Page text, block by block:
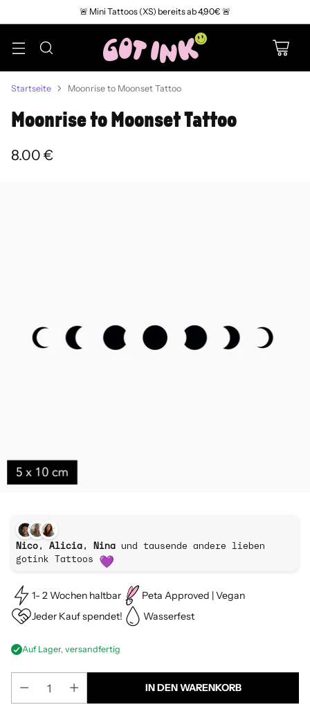
🚨 Mini Tattoos (XS) bereits ab 4,90€ 🚨
Startseite Moonrise to Moonset Tattoo
Moonrise to Moonset Tattoo
Normaler
8.00 €
Nico, Alicia, Nina und tausende andere lieben
gotink Tattoos
1- 2 Wochen haltbar
Peta Approved | Vegan
Jeder Kauf spendet!
Wasserfest
Auf Lager, versandfertig
IN DEN WARENKORB